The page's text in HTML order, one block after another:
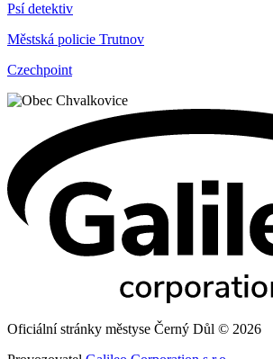
Psí detektiv
Městská policie Trutnov
Czechpoint
Oficiální stránky městyse Černý Důl © 2026